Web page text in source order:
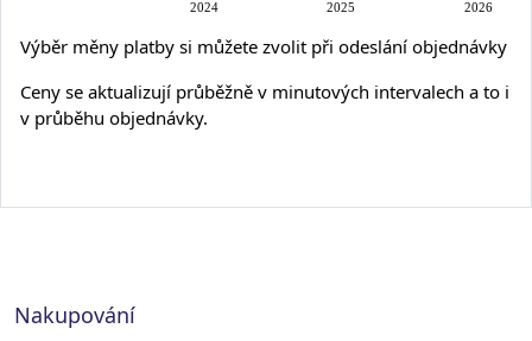
Výběr měny platby si můžete zvolit při odeslání objednávky
Ceny se aktualizují průběžně v minutových intervalech a to i
v průběhu objednávky.
Nakupování